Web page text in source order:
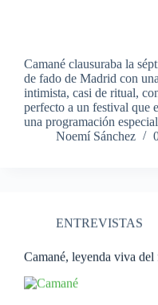
Camané clausuraba la
de fado de Madrid con
intimista, casi de ritual,
perfecto a un festival que
una programación
Noemí Sánchez
ENTREVISTAS
Camané, leyenda viva del